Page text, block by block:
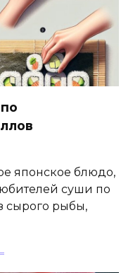
японское блюдо,
суши по
сырого рыбы,